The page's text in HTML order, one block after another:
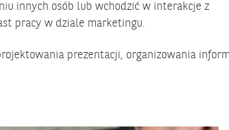
innych osób lub wchodzić w interakcje z
pracy w dziale marketingu.
prezentacji, organizowania